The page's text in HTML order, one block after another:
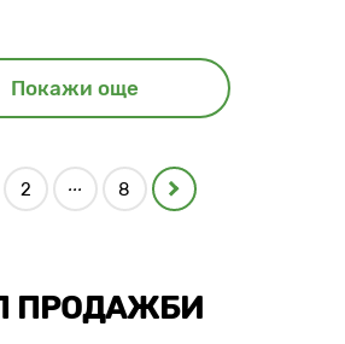
Покажи още
2 ... 8
ПРОДАЖБИ